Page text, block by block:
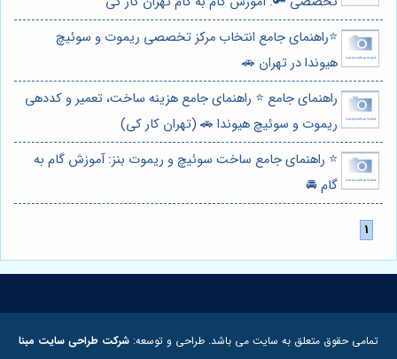
⭐️راهنمای جامع انتخاب مرکز تخصصی ریموت و سوئیچ
هیوندا در تهران 🚗
راهنمای جامع ⭐️ راهنمای جامع هزینه ساخت، تعمیر و کددهی
ریموت و سوئیچ هیوندا 🚗 (تهران کار کی)
⭐️ راهنمای جامع ساخت سوئیچ و ریموت بنز: آموزش گام به
گام 🚘
تمامی حقوق متعلق به سایت می باشد. طراحی و توسعه: شرکت طراحی سایت مبنا